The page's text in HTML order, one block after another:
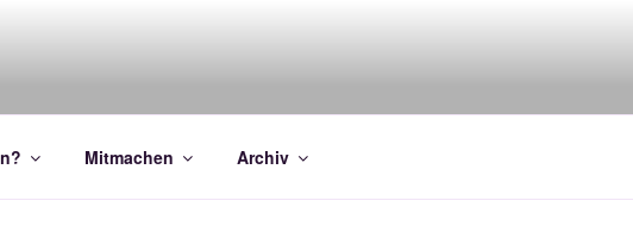
FRAUENSTREIK
Mitmachen Archiv